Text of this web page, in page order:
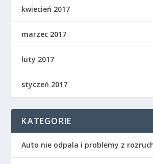
kwiecień 2017
marzec 2017
luty 2017
styczeń 2017
KATEGORIE
Auto nie odpala i problemy z